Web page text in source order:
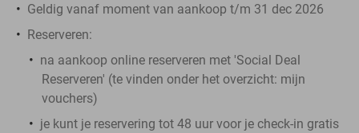
Geldig vanaf moment van aankoop t/m 31 dec 2026
Reserveren:
na aankoop online reserveren met 'Social Deal
Reserveren' (te vinden onder het overzicht: mijn
vouchers)
je kunt je reservering tot 48 uur voor je check-in gratis